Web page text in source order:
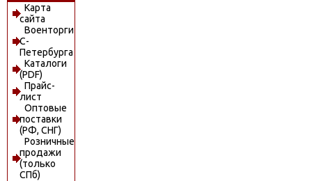
Карта
сайта
Военторги
С-
Петербурга
Каталоги
(PDF)
Прайс-
лист
Оптовые
поставки
(РФ, СНГ)
Розничные
продажи
(только
СПб)